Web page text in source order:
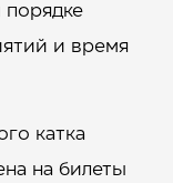
порядке
и время
катка
на билеты